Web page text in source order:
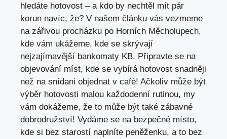
hledáte hotovost – a kdo by nechtěl mít pár
korun navíc, že? V našem článku vás vezmeme
na zářivou procházku po Horních Měcholupech,
kde vám ukážeme, kde se skrývají
nejzajímavější bankomaty KB. Připravte se na
objevování míst, kde se vybírá hotovost snadněji
než na snídani objednat v café! Ačkoliv může být
výběr hotovosti malou každodenní rutinou, my
vám dokážeme, že to může být také zábavné
dobrodružství! Vydáme se na bezpečné místo,
kde si bez starostí naplníte peněženku, a to bez